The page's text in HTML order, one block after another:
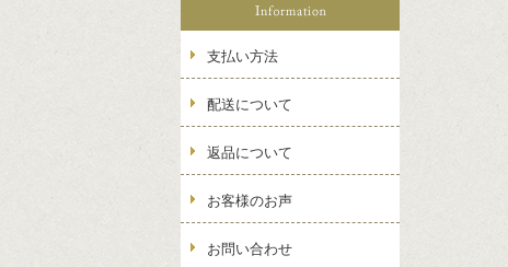
支払い方法
配送について
返品について
お客様のお声
お問い合わせ